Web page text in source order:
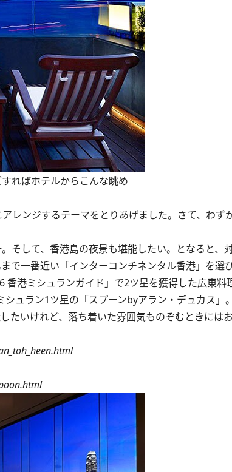
ればホテルからこんな眺め
レンジするテーマをとりあげました。さて、わず
そして、香港島の夜景も堪能したい。となると、
で一番近い「インターコンチネンタル香港」を選
港ミシュランガイド」で2ツ星を獲得した広東料
ュラン1ツ星の「スプーンbyアラン・デュカス」
たいけれど、落ち着いた雰囲気ものぞむときにはお